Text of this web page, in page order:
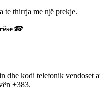
te thirrja me një prekje.
☎
dhe kodi telefonik vendoset
+383.